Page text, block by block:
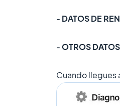
- DATOS DE
-OTROS
Cuando llegues